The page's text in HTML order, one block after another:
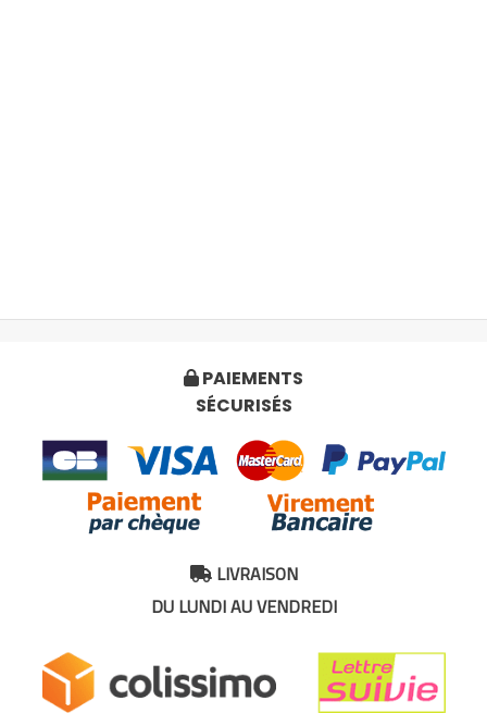
 PAIEMENTS
SÉCURISÉS
LIVRAISON
DU LUNDI AU VENDREDI